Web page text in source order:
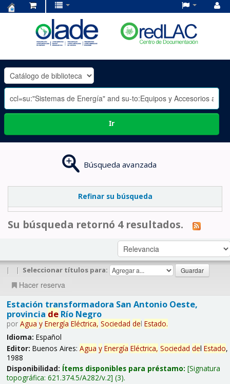
OLADE
-
Ir
Búsqueda avanzada
Refinar su búsqueda
Su búsqueda retornó 4 resultados.
| | Seleccionar títulos para:
Hacer reserva
Estación transformadora San Antonio Oeste,
provincia deRío Negro
por Agua y Energía Eléctrica, Sociedad del Estado.
Idioma: Español
Editor: Buenos Aires: Agua y Energía Eléctrica, Sociedad del Estado,
1988
Disponibilidad: Ítems disponibles para préstamo: Signatura
topográfica: 621.374.5/A282/v.2 (3).